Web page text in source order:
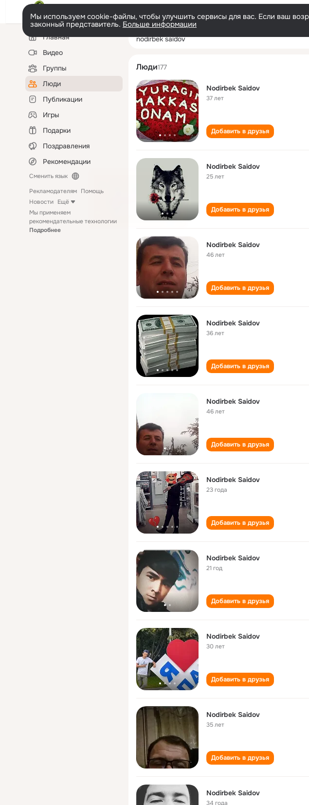
Мы используем cookie-файлы, чтобы улучшить сервисы для вас. Если ваш
законный представитель. Больше информации
Левая
колонкаГлавная
Видео
Группы
Люди
Публикации
Игры
Подарки
Поздравления
Рекомендации
Сменить язык
Рекламодателям Помощь
Новости Ещё
Мы применяем
рекомендательные технологии
Подробнее
nodirbek saidov
Люди177
Nodirbek Saidov
37 лет
Добавить в друзья
Nodirbek Saidov
25 лет
Добавить в друзья
Nodirbek Saidov
46 лет
Добавить в друзья
Nodirbek Saidov
36 лет
Добавить в друзья
Nodirbek Saidov
46 лет
Добавить в друзья
Nodirbek Saidov
23 года
Добавить в друзья
Nodirbek Saidov
21 год
Добавить в друзья
Nodirbek Saidov
30 лет
Добавить в друзья
Nodirbek Saidov
35 лет
Добавить в друзья
Nodirbek Saidov
34 года